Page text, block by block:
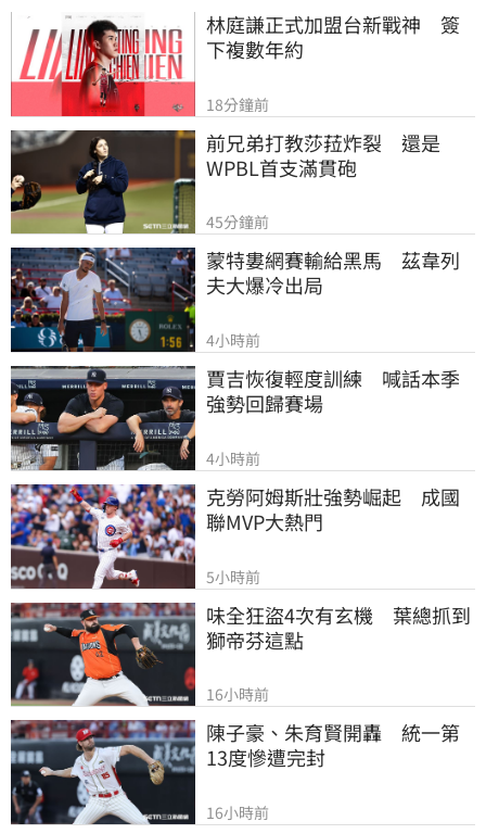
林庭謙正式加盟台新戰神　簽
下複數年約
18分鐘前
前兄弟打教莎菈炸裂　還是
WPBL首支滿貫砲
45分鐘前
蒙特婁網賽輸給黑馬　茲韋列
夫大爆冷出局
4小時前
賈吉恢復輕度訓練　喊話本季
強勢回歸賽場
4小時前
克勞阿姆斯壯強勢崛起　成國
聯MVP大熱門
5小時前
味全狂盜4次有玄機　葉總抓到
獅帝芬這點
16小時前
陳子豪、朱育賢開轟　統一第
13度慘遭完封
16小時前